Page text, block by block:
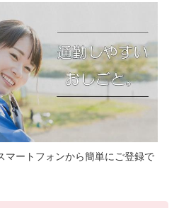
マートフォンから簡単にご登録で